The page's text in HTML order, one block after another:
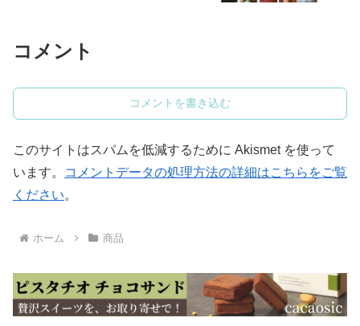
コメント
コメントを書き込む
このサイトはスパムを低減するために Akismet を使って
います。
コメントデータの処理方法の詳細はこちらをご覧
ください。
ホーム 商品